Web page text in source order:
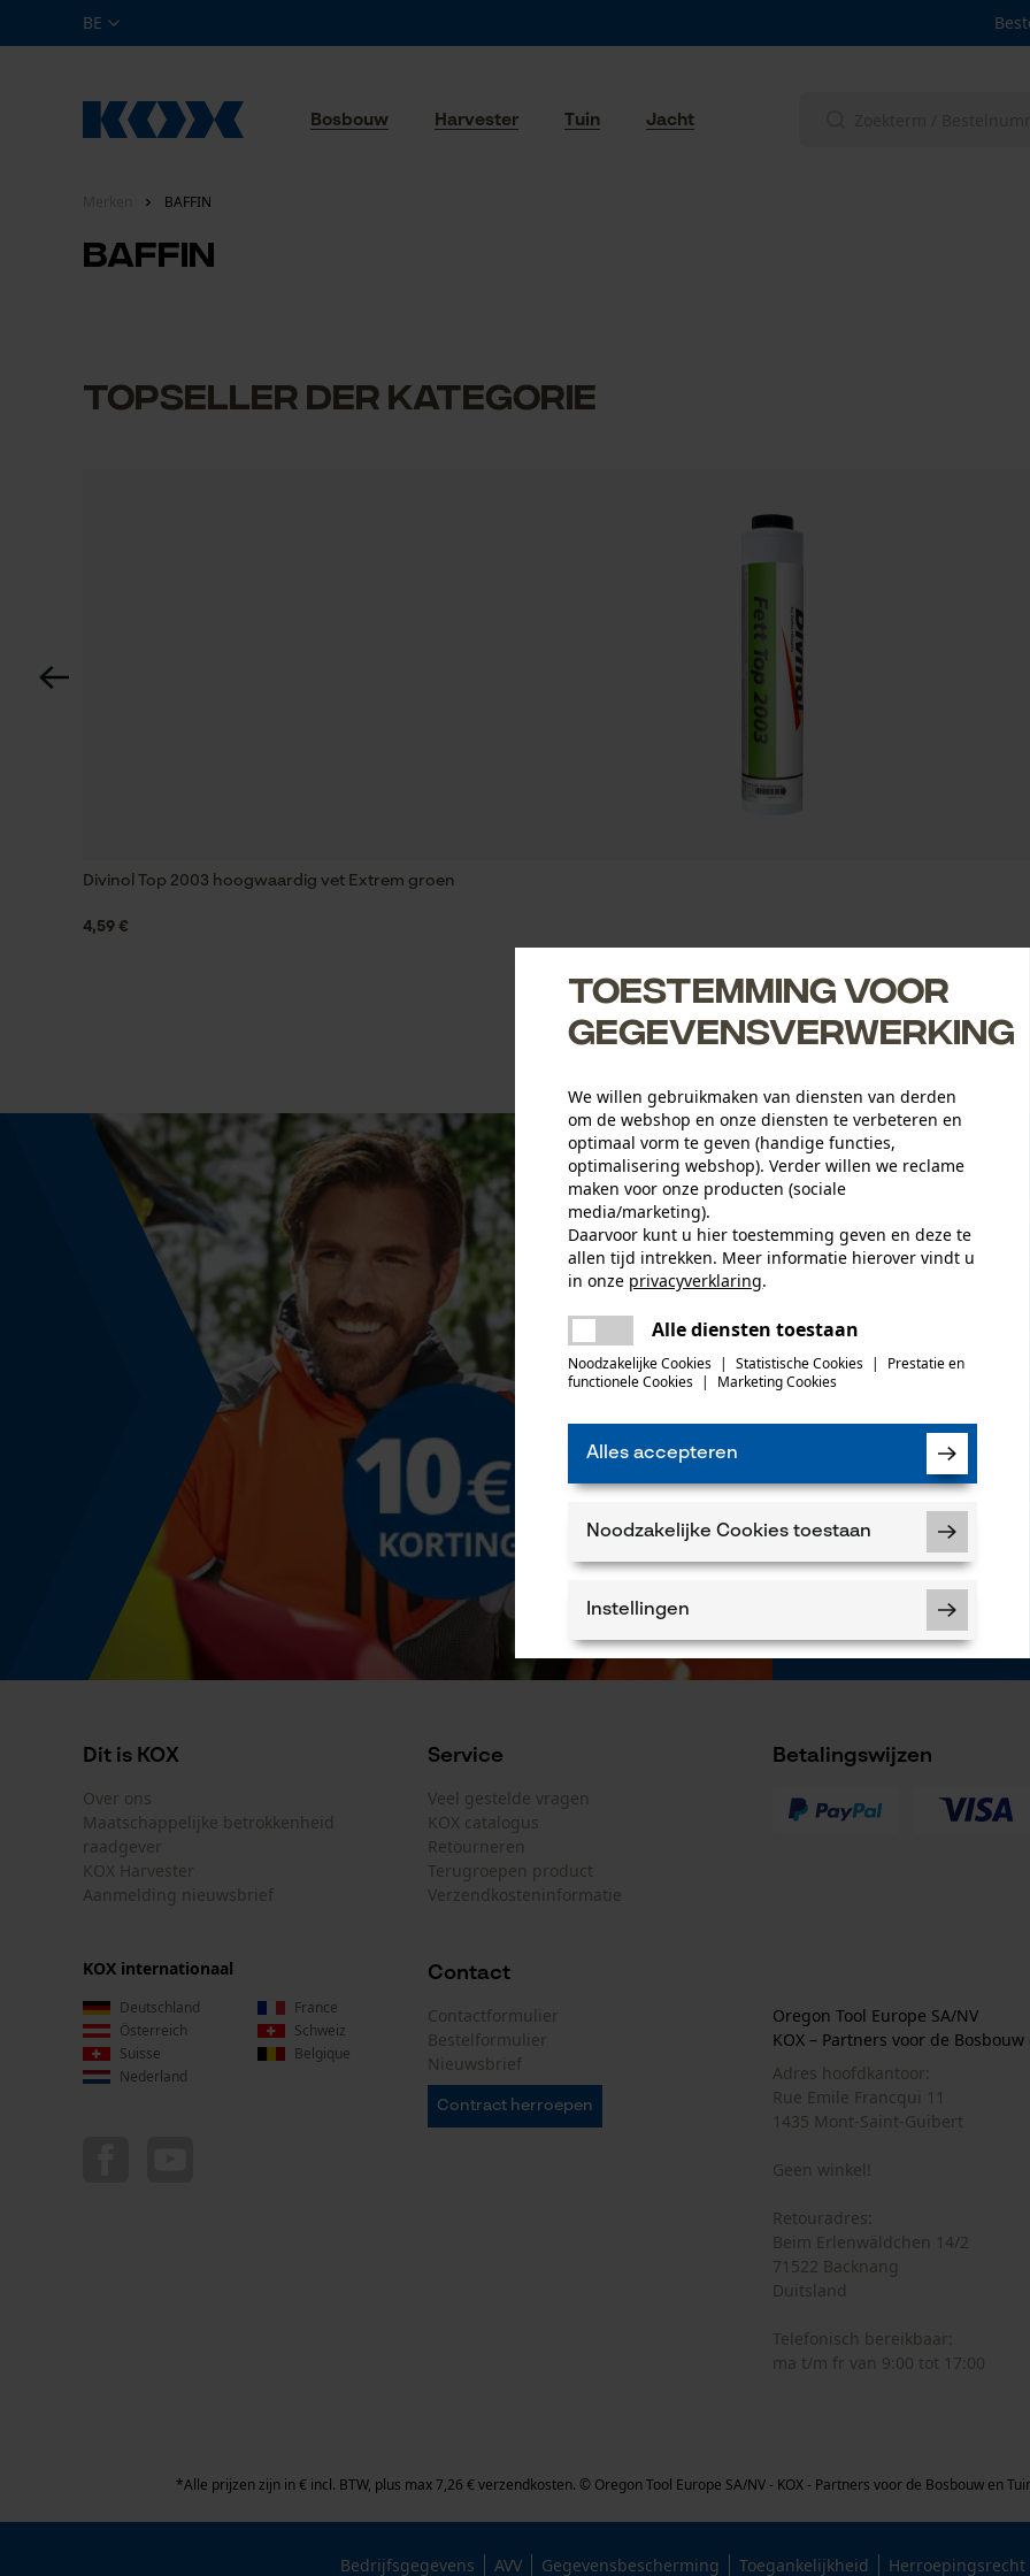
BE
Bosbouw Harvester Tuin Jacht
BAFFIN
BAFFIN
Topseller der Kategorie
Divinol Top 2003 hoogwaardig vet Extrem groen
4,59 €
Nu
gelezen en ga
Wanneer u
onze
worden niet
allen tijde met
vindt u daarvoor
* velden zijn
***
Dit is KOX
Over ons
Maatschappelijke betrokkenheid
raadgever
KOX Harvester
Aanmelding nieuwsbrief
Service
Veel gestelde vragen
KOX catalogus
Retourneren
Terugroepen product
Verzendkosteninformatie
Betalingswijzen
Contact
Contactformulier
Bestelformulier
Nieuwsbrief
Contract herroepen
Oregon Tool Europe SA/NV
KOX – Partners voor de Bosbouw
Adres hoofdkantoor:
Rue Emile Francqui 11
1435 Mont-Saint-Guibert
Geen winkel!
Retouradres:
Beim Erlenwäldchen 14/2
71522 Backnang
Duitsland
Telefonisch bereikbaar:
ma t/m fr van 9:00 tot 17:00
KOX internationaal
Deutschland
France
Österreich
Schweiz
Suisse
Belgique
Nederland
*Alle prijzen zijn in € incl. BTW, plus max 7,26 € verzendkosten. © Oregon Tool Europe SA/NV - KOX - Partners voor de Bosbouw en
Bedrijfsgegevens AVV Gegevensbescherming Toegankelijkheid Herroepingsrecht
Toestemming voor
gegevensverwerking
We willen gebruikmaken van diensten van derden
om de webshop en onze diensten te verbeteren en
optimaal vorm te geven (handige functies,
optimalisering webshop). Verder willen we reclame
maken voor onze producten (sociale
media/marketing).
Daarvoor kunt u hier toestemming geven en deze te
allen tijd intrekken. Meer informatie hierover vindt u
in onze privacyverklaring.
Alle diensten toestaan
Noodzakelijke Cookies | Statistische Cookies |
Prestatie en
functionele Cookies | Marketing Cookies
Alles accepteren
Noodzakelijke Cookies toestaan
Instellingen
Noodzakelijke Cookies
Controleer instelling van cookies
Statistische Cookies
Mouseflow Web Analytics Tool
Prestatie en functionele Cookies
Opgeslagen winkelwagen
Geo-IP en gebruikersdetectie
opnieuw te proberen.
mail